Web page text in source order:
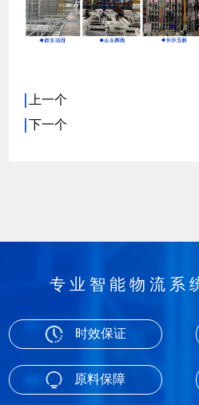
上一个
下一个
专业智能物流系
时效保证
原料保障